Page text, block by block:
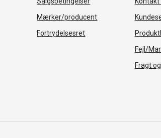
Mærker/producent
Fortrydelsesret
Fejl/
Fragt